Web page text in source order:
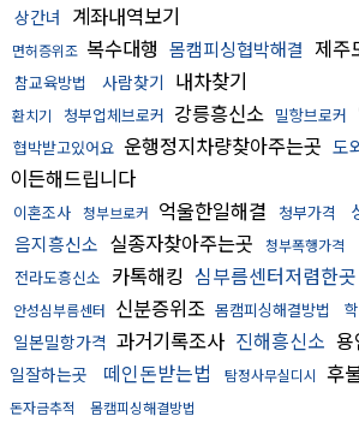
상간녀 계좌내역보기
면허증위조 복수대행 몸캠피싱협박해결 제주
참교육방법 사람찾기 내차찾기
환치기 청부업체브로커 강릉흥신소 밀항브로커
협박받고있어요 운행정지차량찾아주는곳 도
이든해드립니다
이혼조사 청부브로커 억울한일해결 청부가격
음지흥신소 실종자찾아주는곳 청부폭행가격
전라도흥신소 카톡해킹 심부름센터저렴한곳
안성심부름센터 신분증위조 몸캠피싱해결방법
일본밀항가격 과거기록조사 진해흥신소
일잘하는곳
떼인돈받는법 탐정사무실디시 후
돈자금추적
몸캠피싱해결방법